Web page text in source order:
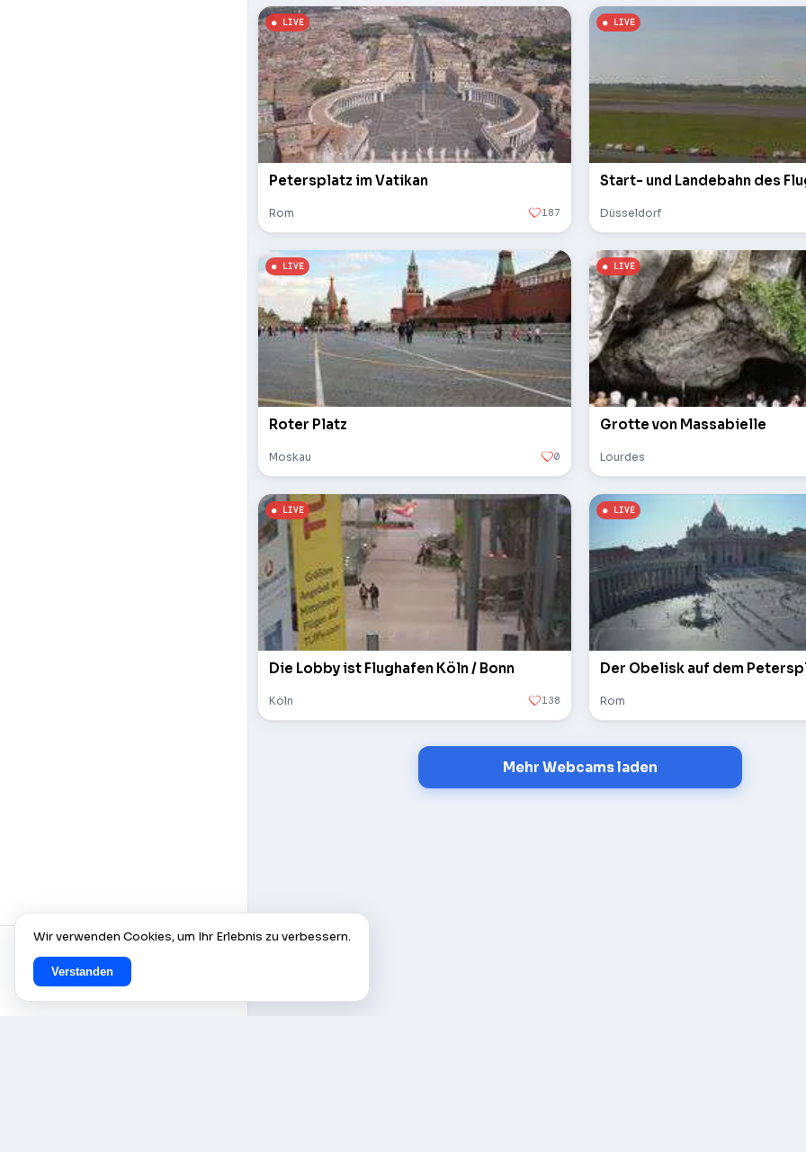
Petersplatz im Vatikan
Rom 187
Start- und Landebahn des
Düsseldorf
Roter Platz
Moskau 0
Grotte von Massabielle
Lourdes
Die Lobby ist Flughafen Köln / Bonn
Köln 138 Rom
Mehr Webcams laden
Wir verwenden Cookies, um Ihr Erlebnis zu verbessern.
Verstanden